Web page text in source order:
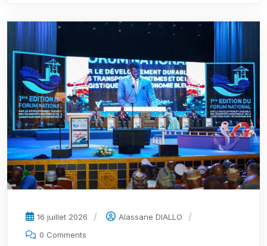
16 juillet 2026
Alassane DIALLO
0 Comments